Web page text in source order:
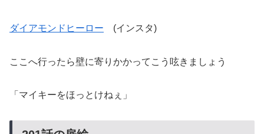
ダイアモンドヒーロー (インスタ)
ここへ行ったら壁に寄りかかってこう呟きましょう
「マイキーをほっとけねぇ」